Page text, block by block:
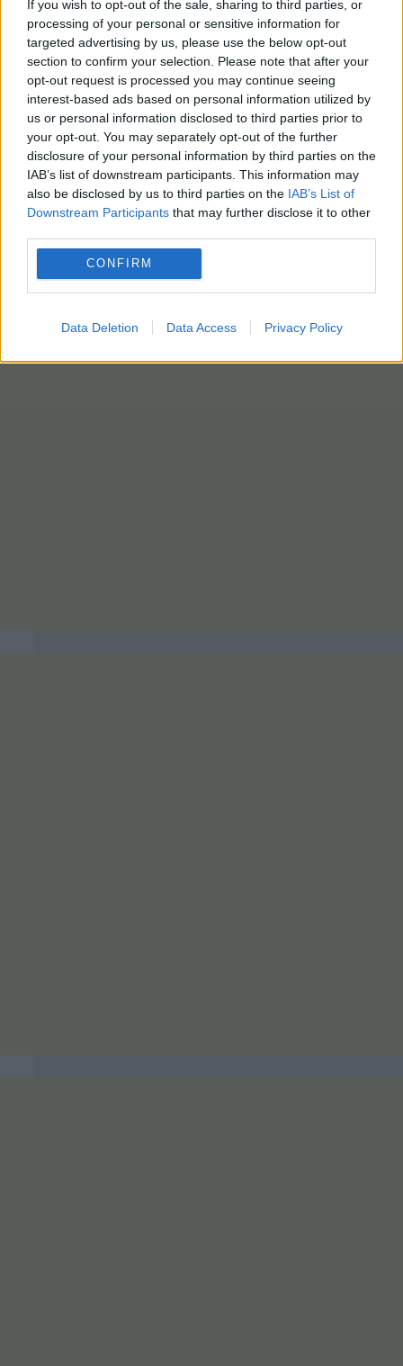
If you wish to opt-out of the sale, sharing to third parties, or
processing of your personal or sensitive information for
targeted advertising by us, please use the below opt-out
section to confirm your selection. Please note that after your
opt-out request is processed you may continue seeing
interest-based ads based on personal information utilized by
us or personal information disclosed to third parties prior to
your opt-out. You may separately opt-out of the further
disclosure of your personal information by third parties on the
IAB’s list of downstream participants. This information may
also be disclosed by us to third parties on the IAB’s List of
Downstream Participants that may further disclose it to other
CONFIRM
Data Deletion Data Access Privacy Policy